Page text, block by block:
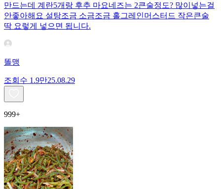
만드는데 계란5개랑 후추 마요네즈는 2큰술정도? 많이넣는걸
안좋아해요 설탕조금 소금조금 홀그레인머스터드 작은큰술
딱 요렇게 넣으면 됩니다.
똘맹
조회수 1.9만25.08.29
999+